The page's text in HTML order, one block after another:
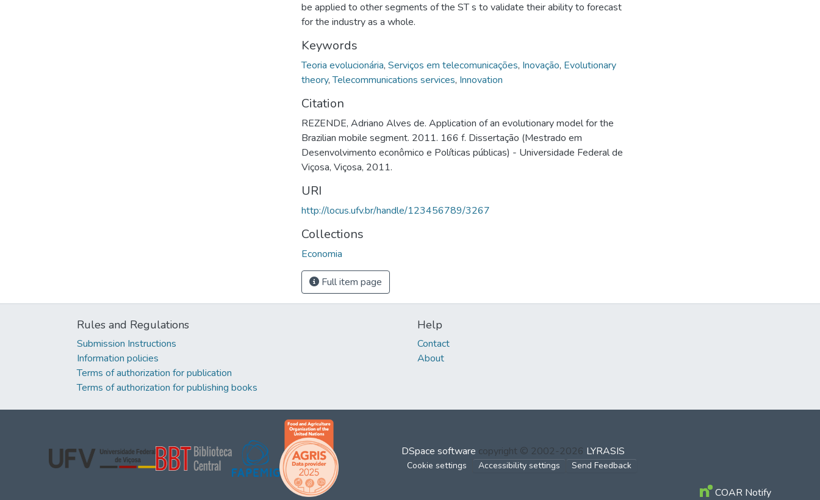
be applied to other segments of the ST s to validate their ability to forecast
for the industry as a whole.
Keywords
Teoria evolucionária, Serviços em telecomunicações, Inovação, Evolutionary
theory,Telecommunications services, Innovation
Citation
REZENDE, Adriano Alves de. Application of an evolutionary model for the
Brazilian mobile segment. 2011. 166 f. Dissertação (Mestrado em
Desenvolvimento econômico e Políticas públicas) - Universidade Federal de
Viçosa, Viçosa, 2011.
URI
http://locus.ufv.br/handle/123456789/3267
Collections
Economia
Full item page
Rules and Regulations
Submission Instructions
Information policies
Terms of authorization for publication
Terms of authorization for publishing books
Help
Contact
About
DSpace software copyright © 2002-2026 LYRASIS
Cookie settings Accessibility settings Send Feedback
COAR Notify